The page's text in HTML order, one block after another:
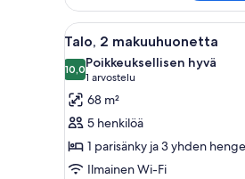
Avaa
kaikki
huonetyypin
Talo,
2
makuuhuonetta
kuvat
7
Talo, 2 makuuhuonetta
10,010,0 kautta 10
Poikkeuksellisen hyvä
1 arvostelu
(1
arvostelu)
68 m²
5 henkilöä
1 parisänky ja 3 yhden
Ilmainen Wi-Fi